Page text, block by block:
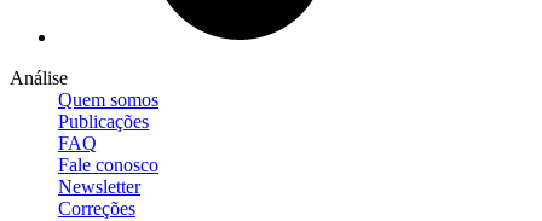
Análise
Quem somos
Publicações
FAQ
Fale conosco
Newsletter
Correções